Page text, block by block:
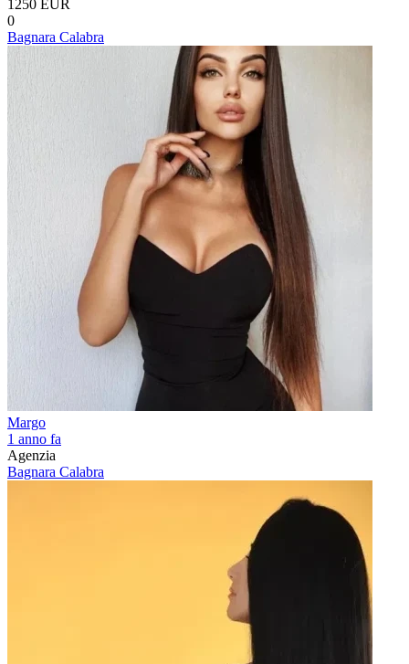
1250 EUR
0
Bagnara Calabra
Margo
1 anno fa
Agenzia
Bagnara Calabra